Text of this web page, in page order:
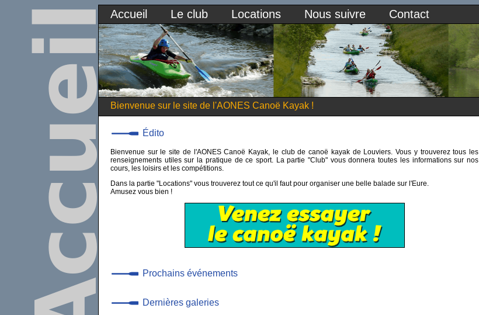
Accueil Le club Locations Nous suivre Contact
Bienvenue sur le site de l'AONES Canoë Kayak !
Édito
Bienvenue sur le site de l'AONES Canoë Kayak, le club de canoë kayak de Louviers. Vous y trouverez tous les
renseignements utiles sur la pratique de ce sport. La partie "Club" vous donnera toutes les informations sur nos
cours, les loisirs et les compétitions.
Dans la partie "Locations" vous trouverez tout ce qu'il faut pour organiser une belle balade sur l'Eure.
Amusez vous bien !
Prochains événements
Dernières galeries